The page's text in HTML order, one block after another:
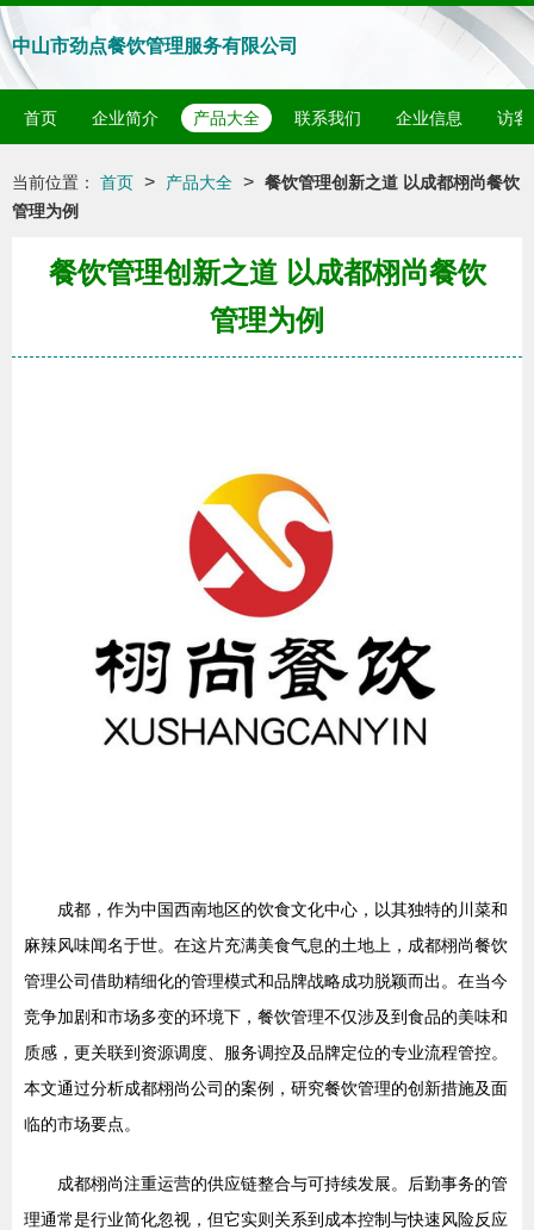
中山市劲点餐饮管理服务有限公司
首页 企业简介 产品大全 联系我们 企业信息 访客
当前位置： 首页 > 产品大全 > 餐饮管理创新之道 以成都栩尚餐饮
管理为例
餐饮管理创新之道 以成都栩尚餐饮
管理为例
成都，作为中国西南地区的饮食文化中心，以其独特的川菜和
麻辣风味闻名于世。在这片充满美食气息的土地上，成都栩尚餐饮
管理公司借助精细化的管理模式和品牌战略成功脱颖而出。在当今
竞争加剧和市场多变的环境下，餐饮管理不仅涉及到食品的美味和
质感，更关联到资源调度、服务调控及品牌定位的专业流程管控。
本文通过分析成都栩尚公司的案例，研究餐饮管理的创新措施及面
临的市场要点。
成都栩尚注重运营的供应链整合与可持续发展。后勤事务的管
理通常是行业简化忽视，但它实则关系到成本控制与快速风险反应